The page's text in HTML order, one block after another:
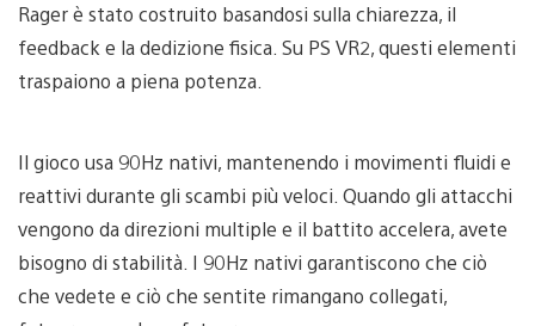
Rager è stato costruito basandosi sulla chiarezza, il
feedback e la dedizione fisica. Su PS VR2, questi elementi
traspaiono a piena potenza.
Il gioco usa 90Hz nativi, mantenendo i movimenti fluidi e
reattivi durante gli scambi più veloci. Quando gli attacchi
vengono da direzioni multiple e il battito accelera, avete
bisogno di stabilità. I 90Hz nativi garantiscono che ciò
che vedete e ciò che sentite rimangano collegati,